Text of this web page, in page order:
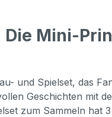
Mini-
und Spielset, das
Geschichten mit
zum Sammeln hat